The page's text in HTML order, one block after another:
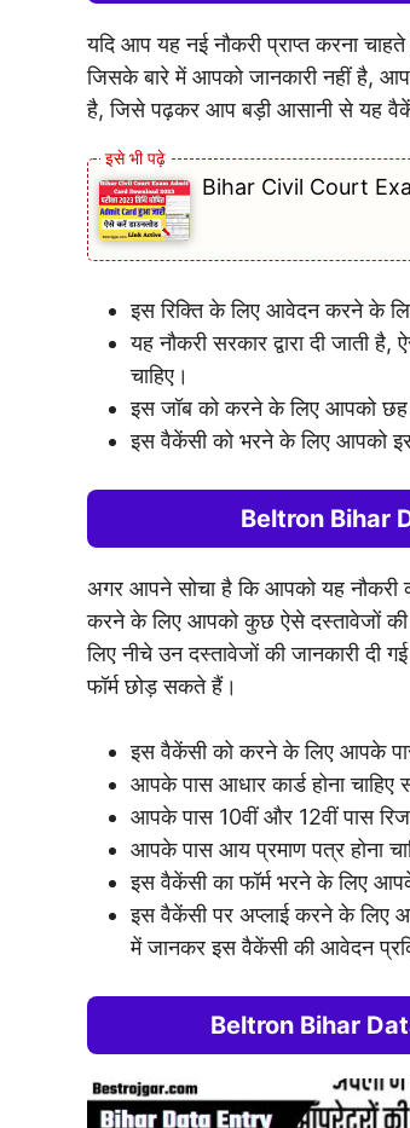
यदि आप यह नई नौकरी प्राप्त करना
जिसके बारे में आपको जानकारी नहीं है,
है, जिसे पढ़कर आप बड़ी आसानी से यह
Bihar Civil Court
इस रिक्ति के लिए आवेदन करने के
यह नौकरी सरकार द्वारा दी जाती
चाहिए।
इस जॉब को करने के लिए आपको छह
इस वैकेंसी को भरने के लिए आपको
Beltron Bihar
अगर आपने सोचा है कि आपको यह नौकरी
करने के लिए आपको कुछ ऐसे दस्तावेजों
लिए नीचे उन दस्तावेजों की जानकारी
फॉर्म छोड़ सकते हैं।
इस वैकेंसी को करने के लिए आपके पास
आपके पास आधार कार्ड होना चाहिए
आपके पास 10वीं और 12वीं पास
आपके पास आय प्रमाण पत्र होना
इस वैकेंसी का फॉर्म भरने के लिए आपके
इस वैकेंसी पर अप्लाई करने के लिए
में जानकर इस वैकेंसी की आवेदन
Beltron Bihar